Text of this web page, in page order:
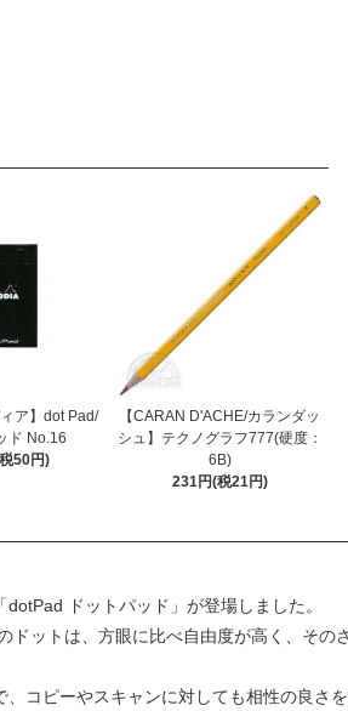
ア】dot Pad/
ド No.16
50円)
【CARAN D'ACHE/カランダッ
シュ】テクノグラフ777(硬度：
6B)
231円(税21円)
ドットパッド」が登場しました。
ドットは、方眼に比べ自由度が高く、そ
コピーやスキャンに対しても相性の良さを